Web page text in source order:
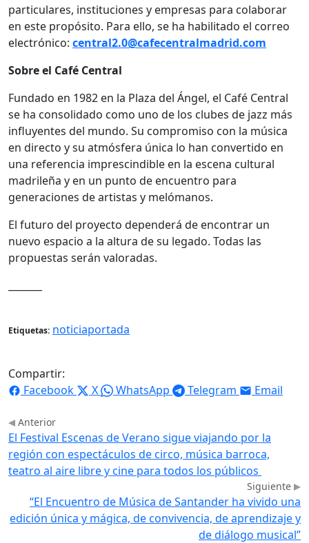
particulares, instituciones y empresas para colaborar
en este propósito. Para ello, se ha habilitado el correo
electrónico: central2.0@cafecentralmadrid.com
Sobre el Café Central
Fundado en 1982 en la Plaza del Ángel, el Café Central
se ha consolidado como uno de los clubes de jazz más
influyentes del mundo. Su compromiso con la música
en directo y su atmósfera única lo han convertido en
una referencia imprescindible en la escena cultural
madrileña y en un punto de encuentro para
generaciones de artistas y melómanos.
El futuro del proyecto dependerá de encontrar un
nuevo espacio a la altura de su legado. Todas las
propuestas serán valoradas.
Etiquetas: noticiaportada
Compartir:
Facebook
X WhatsApp Telegram Email
Anterior
El Festival Escenas de Verano sigue viajando por la
región con espectáculos de circo, música barroca,
teatro al aire libre y cine para todos los públicos
Siguiente
“El Encuentro de Música de Santander ha vivido una
edición única y mágica, de convivencia, de aprendizaje y
de diálogo musical”